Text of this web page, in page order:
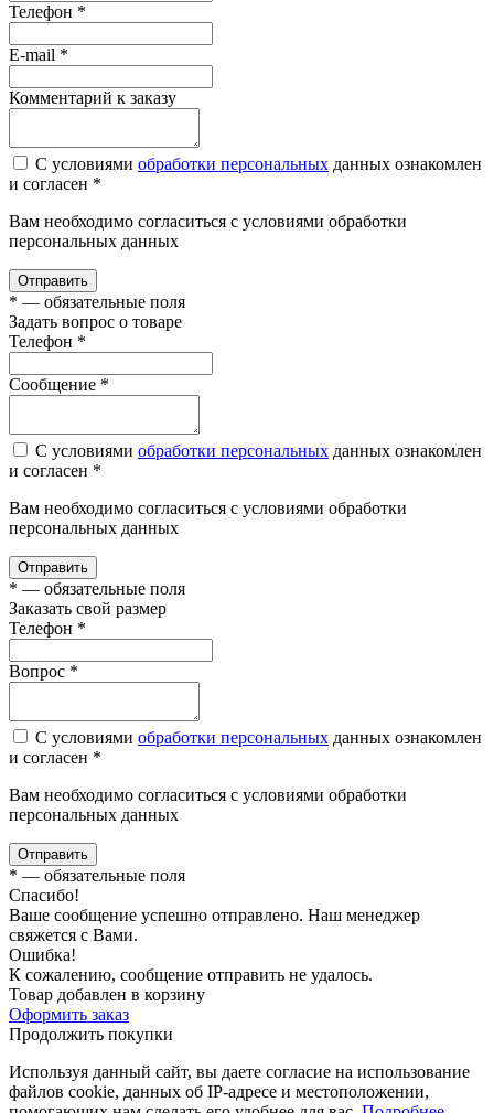
Телефон *
E-mail *
Комментарий к заказу
С условиями обработки персональных данных ознакомлен
и согласен *
Вам необходимо согласиться с условиями обработки
персональных данных
Отправить
* — обязательные поля
Задать вопрос о товаре
Телефон *
Сообщение *
С условиями обработки персональных данных ознакомлен
и согласен *
Вам необходимо согласиться с условиями обработки
персональных данных
Отправить
* — обязательные поля
Заказать свой размер
Телефон *
Вопроc *
С условиями обработки персональных данных ознакомлен
и согласен *
Вам необходимо согласиться с условиями обработки
персональных данных
Отправить
* — обязательные поля
Спасибо!
Ваше сообщение успешно отправлено. Наш менеджер
свяжется с Вами.
Ошибка!
К сожалению, сообщение отправить не удалось.
Товар добавлен в корзину
Оформить заказ
Продолжить покупки
Используя данный сайт, вы даете согласие на использование
файлов cookie, данных об IP-адресе и местоположении,